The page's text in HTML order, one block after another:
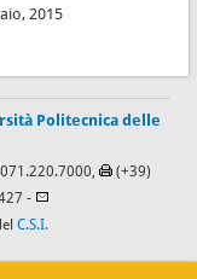
2015
Politecnica delle
(+39)
-
C.S.I.